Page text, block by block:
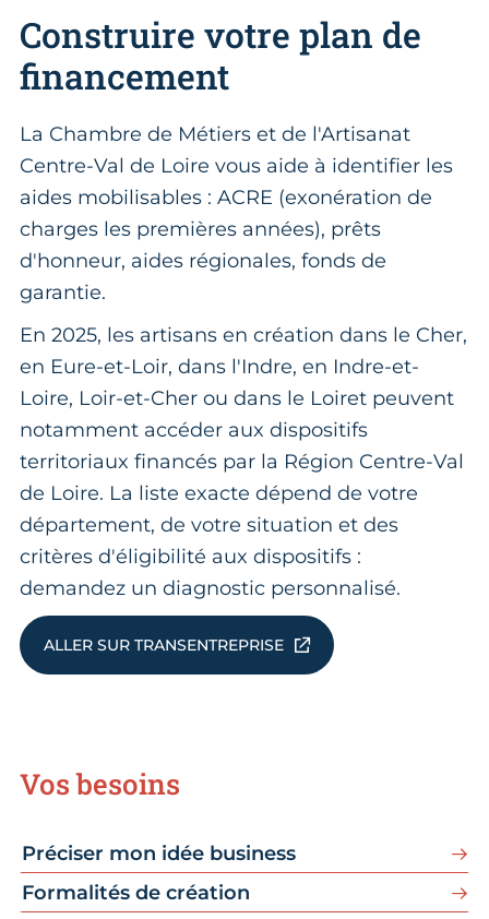
Construire votre plan de
financement
La Chambre de Métiers et de l'Artisanat
Centre-Val de Loire vous aide à identifier les
aides mobilisables : ACRE (exonération de
charges les premières années), prêts
d'honneur, aides régionales, fonds de
garantie.
En 2025, les artisans en création dans le Cher,
en Eure-et-Loir, dans l'Indre, en Indre-et-
Loire, Loir-et-Cher ou dans le Loiret peuvent
notamment accéder aux dispositifs
territoriaux financés par la Région Centre-Val
de Loire. La liste exacte dépend de votre
département, de votre situation et des
critères d'éligibilité aux dispositifs :
demandez un diagnostic personnalisé.
ALLER SUR TRANSENTREPRISE
Vos besoins
Préciser mon idée business
Formalités de création